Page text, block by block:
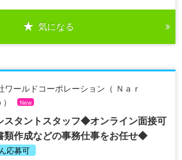
気になる
ワールドコーポレーション（ Ｎａｒ
New
スタントスタッフ◆オンライン面接可
類作成などの事務仕事をお任せ◆
応募可